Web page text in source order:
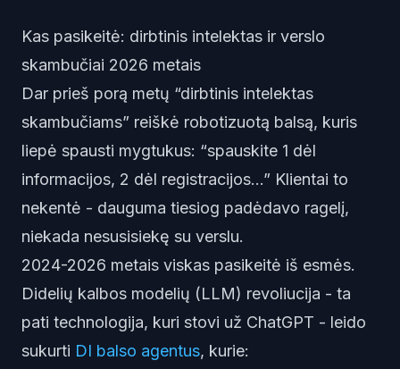
Kas pasikeitė: dirbtinis intelektas ir verslo
skambučiai 2026 metais
Dar prieš porą metų “dirbtinis intelektas
skambučiams” reiškė robotizuotą balsą, kuris
liepė spausti mygtukus: “spauskite 1 dėl
informacijos, 2 dėl registracijos...” Klientai to
nekentė - dauguma tiesiog padėdavo ragelį,
niekada nesusisiekę su verslu.
2024-2026 metais viskas pasikeitė iš esmės.
Didelių kalbos modelių (LLM) revoliucija - ta
pati technologija, kuri stovi už ChatGPT - leido
sukurti DI balso agentus, kurie: